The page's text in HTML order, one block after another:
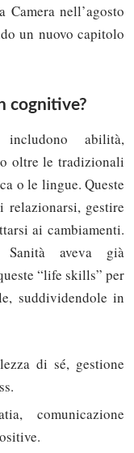
nell’agosto
un nuovo capitolo
cognitive?
includono abilità,
oltre le tradizionali
o le lingue. Queste
relazionarsi, gestire
ai cambiamenti.
Sanità aveva già
“life skills” per
suddividendole in
di sé, gestione
comunicazione